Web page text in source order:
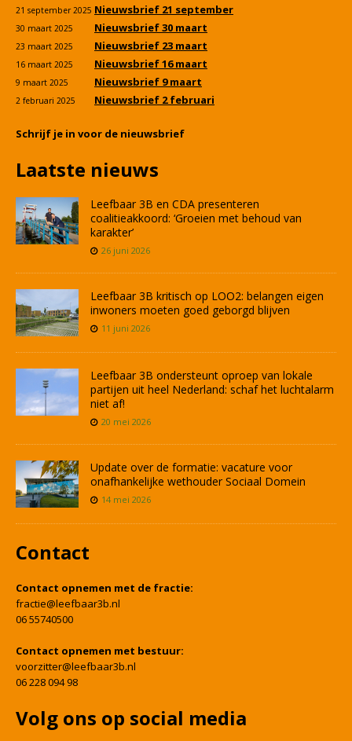
21 september 2025 Nieuwsbrief 21 september
30 maart 2025 Nieuwsbrief 30 maart
23 maart 2025 Nieuwsbrief 23 maart
16 maart 2025 Nieuwsbrief 16 maart
9 maart 2025 Nieuwsbrief 9 maart
2 februari 2025 Nieuwsbrief 2 februari
Schrijf je in voor de nieuwsbrief
Laatste nieuws
Leefbaar 3B en CDA presenteren
coalitieakkoord: ‘Groeien met behoud van
karakter’
26 juni 2026
Leefbaar 3B kritisch op LOO2: belangen eigen
inwoners moeten goed geborgd blijven
11 juni 2026
Leefbaar 3B ondersteunt oproep van lokale
partijen uit heel Nederland: schaf het luchtalarm
niet af!
20 mei 2026
Update over de formatie: vacature voor
onafhankelijke wethouder Sociaal Domein
14 mei 2026
Contact
Contact opnemen met de fractie:
fractie@leefbaar3b.nl
06 55740500
Contact opnemen met bestuur:
voorzitter@leefbaar3b.nl
06 228 094 98
Volg ons op social media